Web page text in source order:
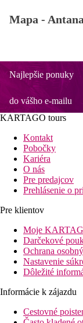
Mapa -
Najlepšie ponuky
do vášho e-mailu
KARTAGO tours
Kontakt
Pobočky
Kariéra
O nás
Pre predajcov
Prehlásenie o
Pre klientov
Moje
Darčekové
Ochrana
Nastavenie
Dôležité
Informácie k zájazdu
Cestovné